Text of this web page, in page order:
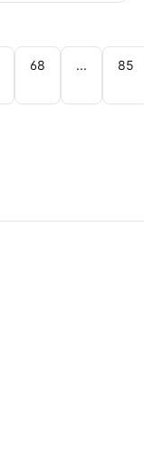
68 ... 85